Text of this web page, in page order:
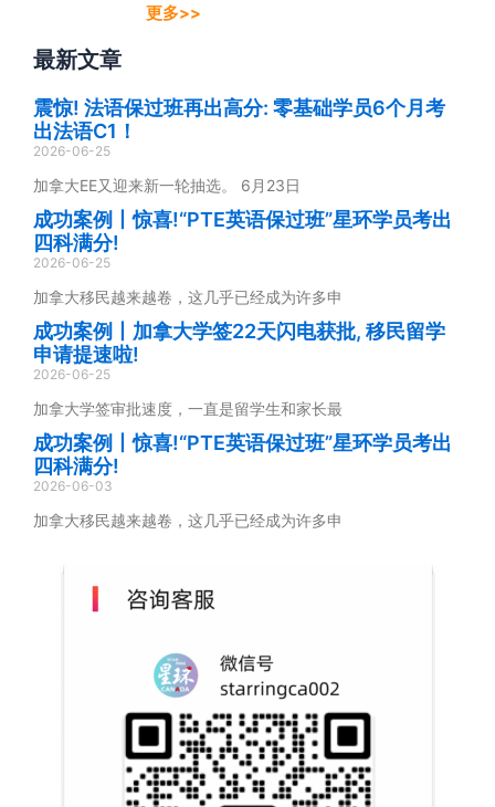
更多>>
最新文章
震惊! 法语保过班再出高分: 零基础学员6个月考
出法语C1！
2026-06-25
加拿大EE又迎来新一轮抽选。 6月23日
成功案例丨惊喜!“PTE英语保过班”星环学员考出
四科满分!
2026-06-25
加拿大移民越来越卷，这几乎已经成为许多申
成功案例丨加拿大学签22天闪电获批, 移民留学
申请提速啦!
2026-06-25
加拿大学签审批速度，一直是留学生和家长最
成功案例丨惊喜!“PTE英语保过班”星环学员考出
四科满分!
2026-06-03
加拿大移民越来越卷，这几乎已经成为许多申